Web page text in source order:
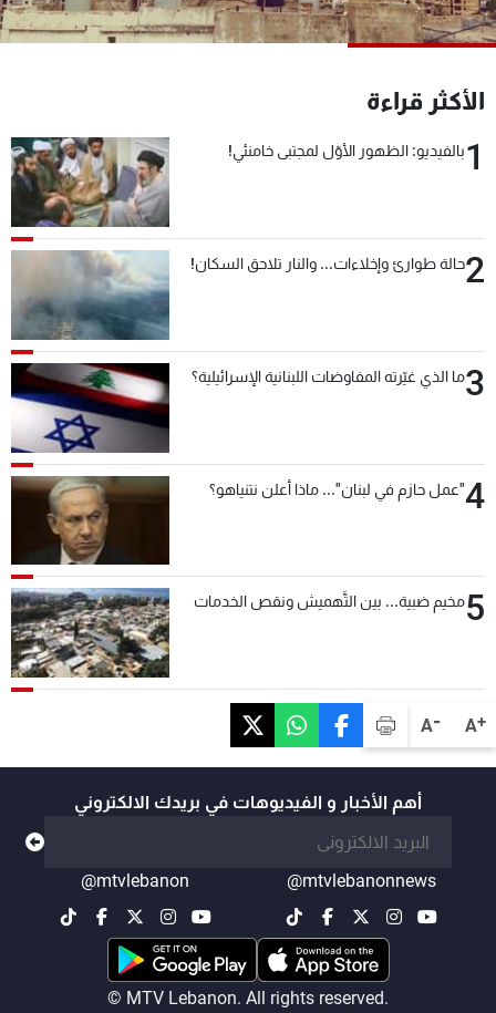
A+
A-
الأكثر قراءة
1بالفيديو: الظهور الأوّل لمجتبى خامنئي!
2حالة طوارئ وإخلاءات... والنار تلاحق السكان!
3ما الذي غيّرته المفاوضات اللبنانية الإسرائيلية؟
4"عمل حازم في لبنان"... ماذا أعلن نتنياهو؟
5مخيم ضبية... بين التَّهميش ونقص الخدمات
أهم الأخبار و الفيديوهات في بريدك الالكتروني
@mtvlebanonnews
@mtvlebanon
© MTV Lebanon. All rights reserved.
جدول البرامج
شاهد البرامج
عن MTV
الإنـتـاج
وظائف
شروط الإسـتخدام
سياسة الخصوصية